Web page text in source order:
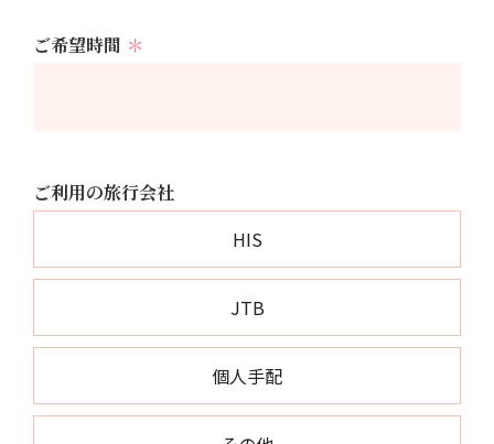
ご希望時間 ＊
ご利用の旅行会社
HIS
JTB
個人手配